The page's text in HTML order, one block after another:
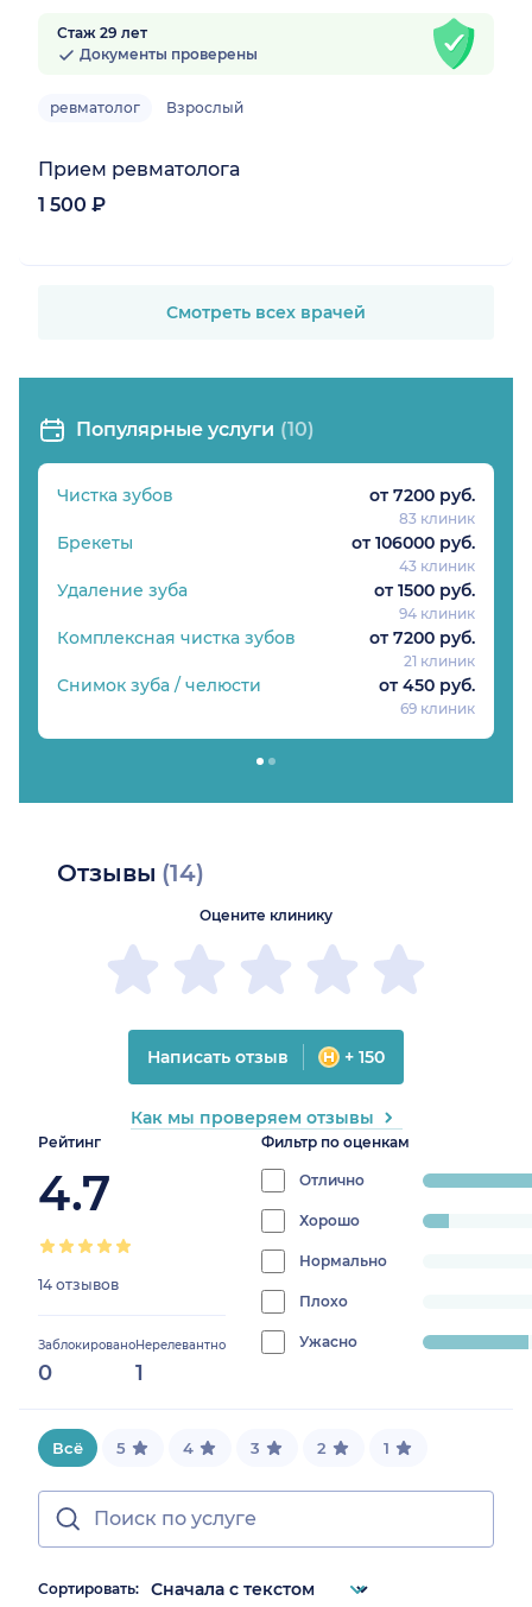
Стаж 29 лет
Документы проверены
ревматолог Взрослый
Прием ревматолога
1 500 ₽
Смотреть всех врачей
Популярные услуги (10)
Чистка зубов от 7200 руб.
83 клиник
Брекеты от 106000 руб.
43 клиник
Удаление зуба от 1500 руб.
94 клиник
Комплексная чистка зубов от 7200 руб.
21 клиник
Снимок зуба / челюсти от 450 руб.
69 клиник
Отзывы (14)
Рейтинг
4.7
14 отзывов
Заблокировано
0
Нерелевантно
1
Фильтр по оценкам
Отлично
progress:
64.28571428571429%
Хорошо
7.142857142857142%
Нормально
0%
Плохо
0%
Ужасно
progress:
Оцените клинику
Написать отзыв + 150
Как мы проверяем отзывы
Всё 5 4 3 2 1
Сортировать: